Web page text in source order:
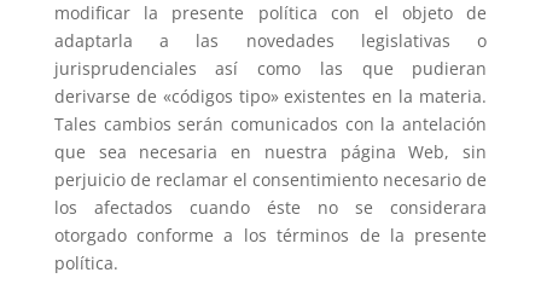
modificar la presente política con el objeto de
adaptarla a las novedades legislativas o
jurisprudenciales así como las que pudieran
derivarse de «códigos tipo» existentes en la materia.
Tales cambios serán comunicados con la antelación
que sea necesaria en nuestra página Web, sin
perjuicio de reclamar el consentimiento necesario de
los afectados cuando éste no se considerara
otorgado conforme a los términos de la presente
política.